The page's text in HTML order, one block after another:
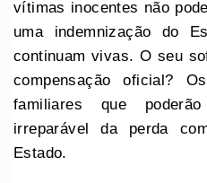
vítimas inocentes não
uma indemnização do
continuam vivas. O seu
compensação oficial?
familiares que
irreparável da perda
Estado.